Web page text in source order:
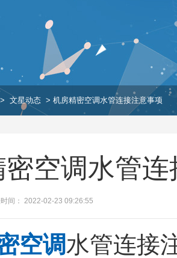
文星动态 > 机房精密空调水管连接注意事项
空调水管
间： 2022-02-23 09:26:55
空调水管连接